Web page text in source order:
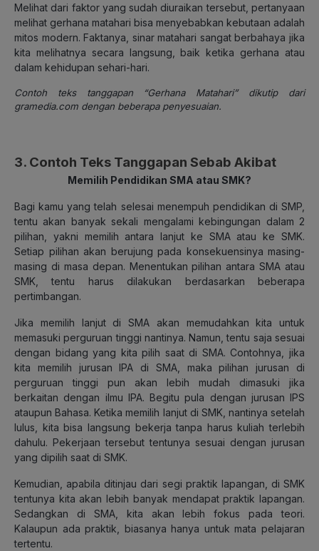
Melihat dari faktor yang sudah diuraikan tersebut, pertanyaan
melihat gerhana matahari bisa menyebabkan kebutaan adalah
mitos modern. Faktanya, sinar matahari sangat berbahaya jika
kita melihatnya secara langsung, baik ketika gerhana atau
dalam kehidupan sehari-hari.
Contoh teks tanggapan “Gerhana Matahari” dikutip dari
gramedia.com dengan beberapa penyesuaian.
3. Contoh Teks Tanggapan Sebab Akibat
Memilih Pendidikan SMA atau SMK?
Bagi kamu yang telah selesai menempuh pendidikan di SMP,
tentu akan banyak sekali mengalami kebingungan dalam 2
pilihan, yakni memilih antara lanjut ke SMA atau ke SMK.
Setiap pilihan akan berujung pada konsekuensinya masing-
masing di masa depan. Menentukan pilihan antara SMA atau
SMK, tentu harus dilakukan berdasarkan beberapa
pertimbangan.
Jika memilih lanjut di SMA akan memudahkan kita untuk
memasuki perguruan tinggi nantinya. Namun, tentu saja sesuai
dengan bidang yang kita pilih saat di SMA. Contohnya, jika
kita memilih jurusan IPA di SMA, maka pilihan jurusan di
perguruan tinggi pun akan lebih mudah dimasuki jika
berkaitan dengan ilmu IPA. Begitu pula dengan jurusan IPS
ataupun Bahasa. Ketika memilih lanjut di SMK, nantinya setelah
lulus, kita bisa langsung bekerja tanpa harus kuliah terlebih
dahulu. Pekerjaan tersebut tentunya sesuai dengan jurusan
yang dipilih saat di SMK.
Kemudian, apabila ditinjau dari segi praktik lapangan, di SMK
tentunya kita akan lebih banyak mendapat praktik lapangan.
Sedangkan di SMA, kita akan lebih fokus pada teori.
Kalaupun ada praktik, biasanya hanya untuk mata pelajaran
tertentu.